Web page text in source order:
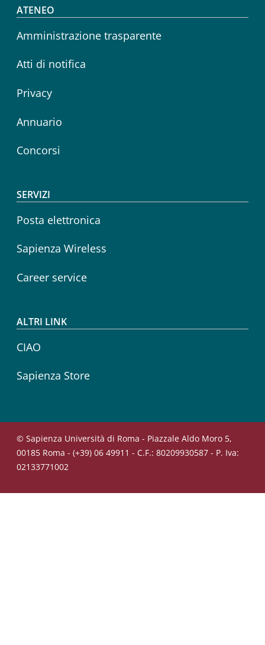
Footer menu
ATENEO
Amministrazione trasparente
Atti di notifica
Privacy
Annuario
Concorsi
SERVIZI
Posta elettronica
Sapienza Wireless
Career service
ALTRI LINK
CIAO
Sapienza Store
© Sapienza Università di Roma - Piazzale Aldo Moro 5,
00185 Roma - (+39) 06 49911 - C.F.: 80209930587 - P. Iva:
02133771002